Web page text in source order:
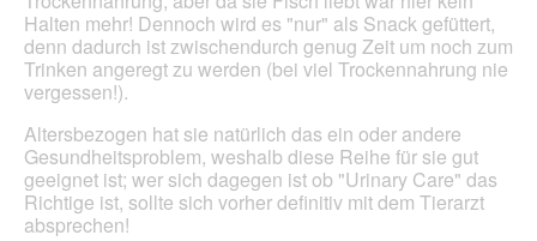
Halten mehr! Dennoch wird es "nur" als Snack gefüttert,
denn dadurch ist zwischendurch genug Zeit um noch zum
Trinken angeregt zu werden (bei viel Trockennahrung nie
vergessen!).
Altersbezogen hat sie natürlich das ein oder andere
Gesundheitsproblem, weshalb diese Reihe für sie gut
geeignet ist; wer sich dagegen ist ob "Urinary Care" das
Richtige ist, sollte sich vorher definitiv mit dem Tierarzt
absprechen!